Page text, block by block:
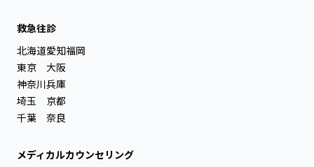
救急往診
北海道
東京
神奈川
埼玉
千葉
愛知
大阪
兵庫
京都
奈良
福岡
メディカルカウンセリング